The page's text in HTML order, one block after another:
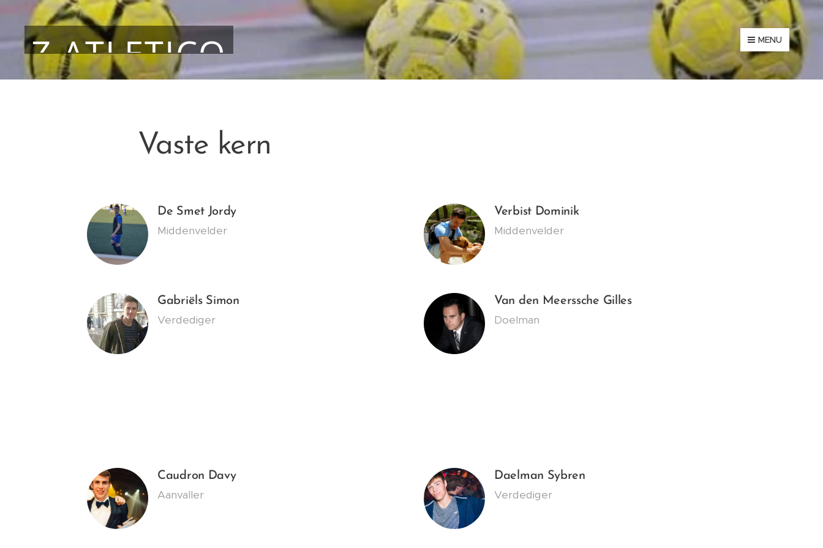
Z.ATLETICO MENU
Vaste kern
De Smet Jordy
Middenvelder
Verbist Dominik
Middenvelder
Gabriëls Simon
Verdediger
Van den Meerssche Gilles
Doelman
Caudron Davy
Aanvaller
Daelman Sybren
Verdediger